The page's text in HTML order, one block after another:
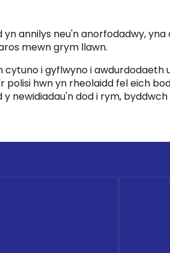
annilys neu'n anorfodadwy,
mewn grym llawn.
i gyflwyno i awdurdodaeth
hwn yn rheolaidd fel eich
newidiadau'n dod i rym,